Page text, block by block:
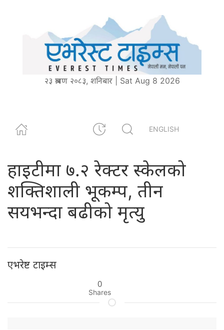
२३ श्रावण २०८३, शनिबार | Sat Aug 8 2026
ENGLISH
हाइटीमा ७.२ रेक्टर स्केलको
शक्तिशाली भूकम्प, तीन
सयभन्दा बढीको मृत्यु
एभरेष्ट टाइम्स
0
Shares